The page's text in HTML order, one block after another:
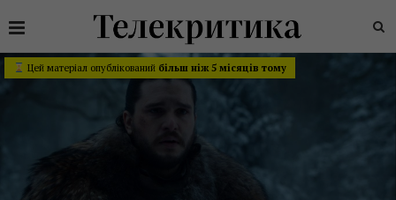
Цей матеріал опублікований більш ніж 5 місяців тому